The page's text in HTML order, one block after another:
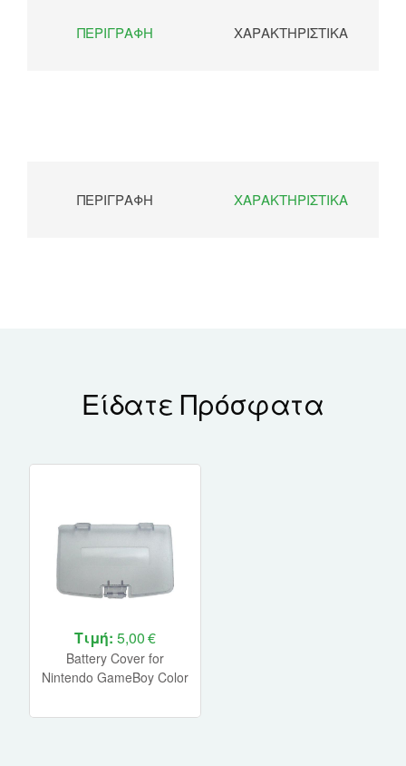
ΠΕΡΙΓΡΑΦΉ ΧΑΡΑΚΤΗΡΙΣΤΙΚΆ
ΠΕΡΙΓΡΑΦΉ ΧΑΡΑΚΤΗΡΙΣΤΙΚΆ
Είδατε Πρόσφατα
Τιμή: 5,00 €
Battery Cover for
Nintendo GameBoy Color